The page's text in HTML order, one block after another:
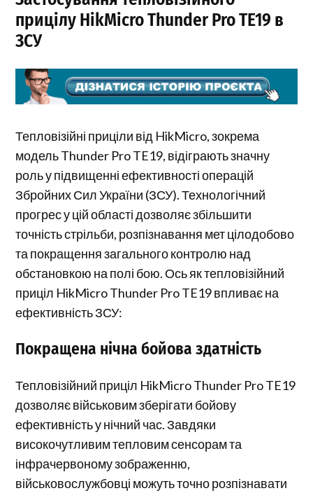
прицілу HikMicro Thunder Pro TE19 в
ЗСУ
Тепловізійні приціли від HikMicro, зокрема
модель Thunder Pro TE19, відіграють значну
роль у підвищенні ефективності операцій
Збройних Сил України (ЗСУ). Технологічний
прогрес у цій області дозволяє збільшити
точність стрільби, розпізнавання мет цілодобово
та покращення загального контролю над
обстановкою на полі бою. Ось як тепловізійний
приціл HikMicro Thunder Pro TE19 впливає на
ефективність ЗСУ:
Покращена нічна бойова здатність
Тепловізійний приціл HikMicro Thunder Pro TE19
дозволяє військовим зберігати бойову
ефективність у нічний час. Завдяки
високочутливим тепловим сенсорам та
інфрачервоному зображенню,
військовослужбовці можуть точно розпізнавати